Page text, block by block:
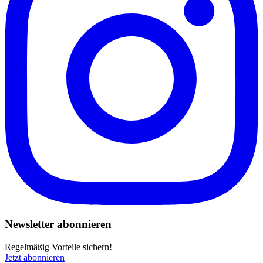
Newsletter abonnieren
Regelmäßig Vorteile sichern!
Jetzt abonnieren